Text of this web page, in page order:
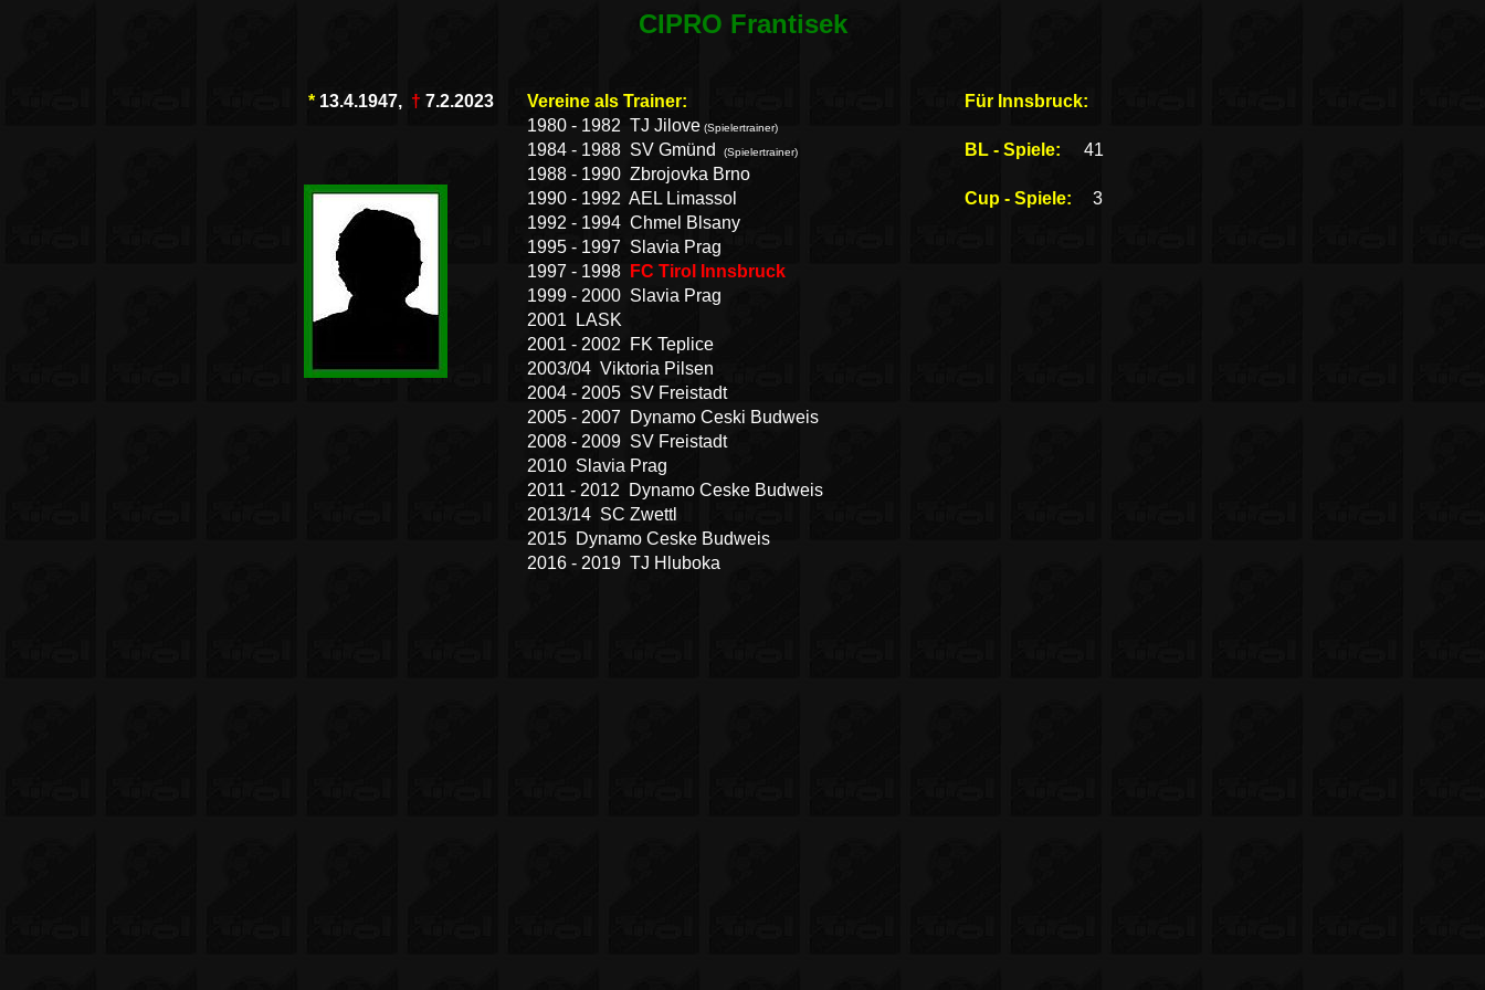
CIPRO Frantisek
* 13.4.1947, † 7.2.2023 Vereine als Trainer:
Für Innsbruck:
1980 - 1982 TJ Jilove (Spielertrainer)
1984 - 1988 SV Gmünd (Spielertrainer) BL - Spiele:
41
1988 - 1990 Zbrojovka Brno
1990 - 1992 AEL Limassol
Cup - Spiele:
3
1992 - 1994 Chmel Blsany
1995 - 1997 Slavia Prag
1997 - 1998
FC Tirol Innsbruck
1999 - 2000 Slavia Prag
2001 LASK
2001 - 2002 FK Teplice
2003/04 Viktoria Pilsen
2004 - 2005 SV Freistadt
2005 - 2007 Dynamo Ceski Budweis
2008 - 2009 SV Freistadt
2010 Slavia Prag
2011 - 2012 Dynamo Ceske Budweis
2013/14 SC Zwettl
2015 Dynamo Ceske Budweis
2016 - 2019 TJ Hluboka